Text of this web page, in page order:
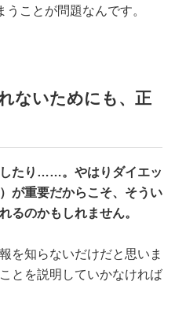
うことが問題なんです。
ないためにも、正
たり……。やはりダイエッ
が重要だからこそ、そうい
るのかもしれません。
を知らないだけだと思いま
とを説明していかなければ